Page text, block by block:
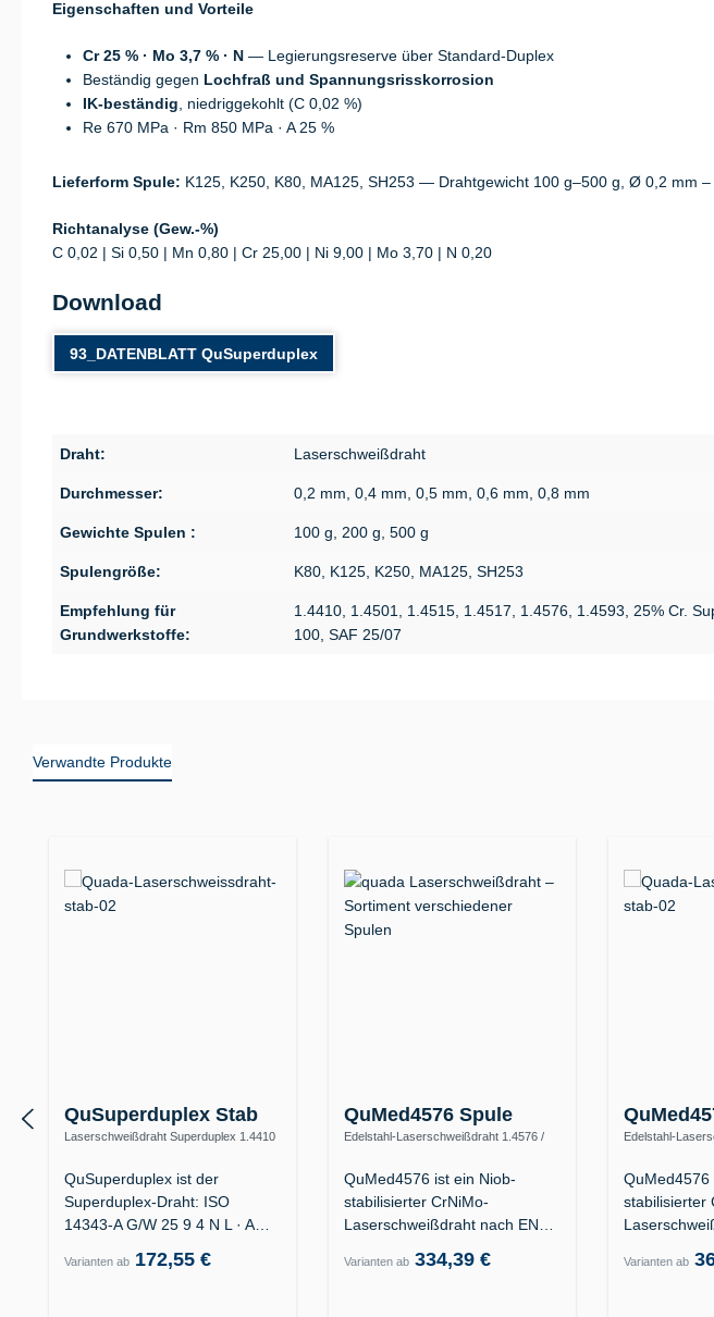
Eigenschaften und Vorteile
Cr 25 % · Mo 3,7 % · N — Legierungsreserve über Standard-Duplex
Beständig gegen Lochfraß und Spannungsrisskorrosion
IK-beständig , niedriggekohlt (C 0,02 %)
Re 670 MPa · Rm 850 MPa · A 25 %
Lieferform Spule: K125, K250, K80, MA125, SH253 — Drahtgewicht 100 g–500 g, Ø 0,2 mm –
Richtanalyse (Gew.-%)
C 0,02 | Si 0,50 | Mn 0,80 | Cr 25,00 | Ni 9,00 | Mo 3,70 | N 0,20
Download
93_DATENBLATT QuSuperduplex
Draht: Laserschweißdraht
Durchmesser: 0,2 mm, 0,4 mm, 0,5 mm, 0,6 mm, 0,8 mm
Gewichte Spulen : 100 g, 200 g, 500 g
Spulengröße: K80, K125, K250, MA125, SH253
Empfehlung für
Grundwerkstoffe:
1.4410, 1.4501, 1.4515, 1.4517, 1.4576, 1.4593, 25% Cr.
100, SAF 25/07
Verwandte Produkte
QuSuperduplex Stab
Laserschweißdraht Superduplex 1.4410
QuSuperduplex ist der
Superduplex-Draht: ISO
14343-A G/W 25 9 4 N L · AWS
Varianten ab 172,55 €
QuMed4576 Spule
Edelstahl-Laserschweißdraht 1.4576 /
QuMed4576 ist ein Niob-
stabilisierter CrNiMo-
Laserschweißdraht nach EN
Varianten ab334,39 €
Edelstahl-
QuMed4576
stabilisierter
Varianten ab